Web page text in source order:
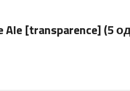
Ale [transparence] (5